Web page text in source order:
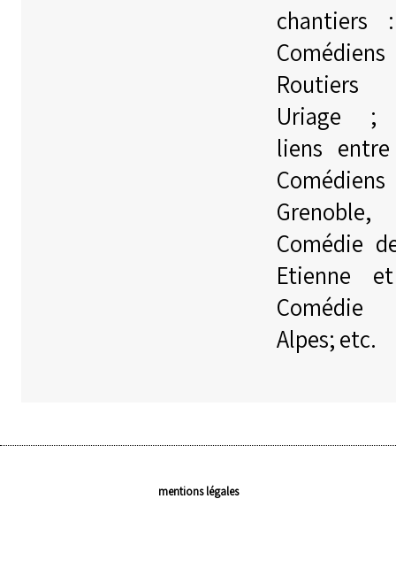
chantiers
Comédiens
Uriage ;
liens
Comédie
Etienne
Comédie
Alpes; etc.
mentions légales